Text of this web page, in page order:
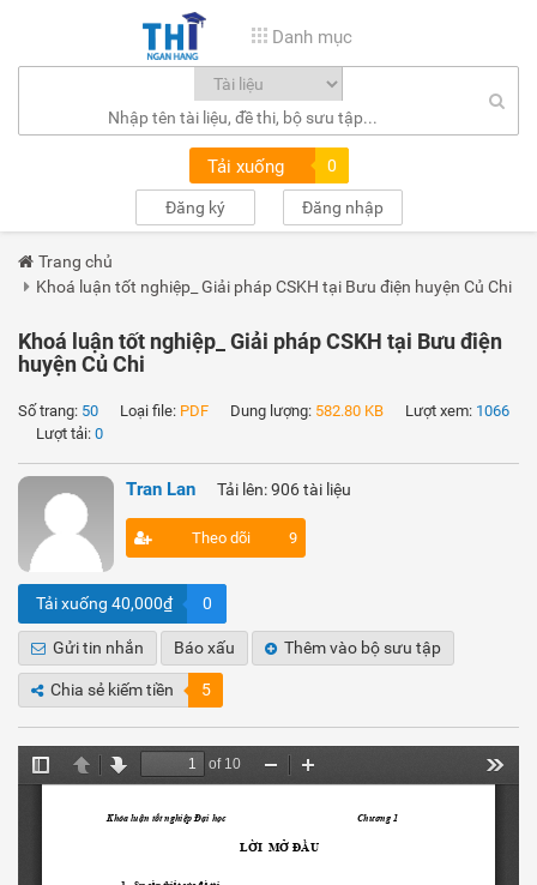
Danh mục
Tải xuống 0
Đăng ký Đăng nhập
Trang chủ
Khoá luận tốt nghiệp_ Giải pháp CSKH tại Bưu điện huyện Củ Chi
Khoá luận tốt nghiệp_ Giải pháp CSKH tại Bưu điện
huyện Củ Chi
Số trang: 50 Loại file: PDF Dung lượng: 582.80 KB Lượt xem: 1066
Lượt tải: 0
Tran Lan Tải lên: 906 tài liệu
Theo dõi 9
Tải xuống 40,000₫ 0
Gửi tin nhắn Báo xấu Thêm vào bộ sưu tập
Chia sẻ kiếm tiền 5